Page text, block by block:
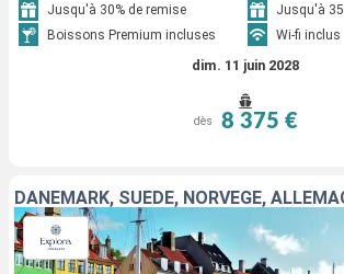
Jusqu'à 30% de remise
Jusqu'à
Boissons Premium incluses
Wi-fi inclus
dim. 11 juin 2028
dès 8 375 €